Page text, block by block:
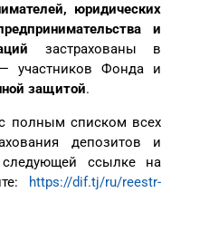
юридических
и
застрахованы в
участников Фонда и
защитой.
полным списком всех
депозитов и
ссылке на
https://dif.tj/ru/reestr-